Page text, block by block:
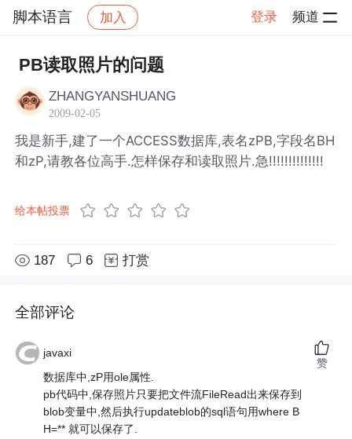
脚本语言 加入 登录 频道
社区 脚本语言 帖子详情
PB读取照片的问题
ZHANGYANSHUANG
2009-02-05
我是新手,建了一个ACCESS数据库,表名zPB,字段名BH
和zP,请教各位高手.怎样保存和读取照片.急!!!!!!!!!!!!!!
给本帖投票
187 6 打赏
全部评论
javaxi
数据库中,zP用ole属性.
pb代码中,保存照片只要把文件流FileRead出来保存到
blob变量中,然后执行updateblob的sql语句用where B
H=** 就可以保存了.
赞